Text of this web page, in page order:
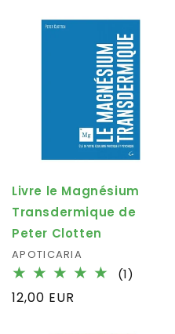
Livre le Magnésium
Transdermique de
Peter Clotten
Fournisseur :
APOTICARIA
(1)
Prix
12,00 EUR